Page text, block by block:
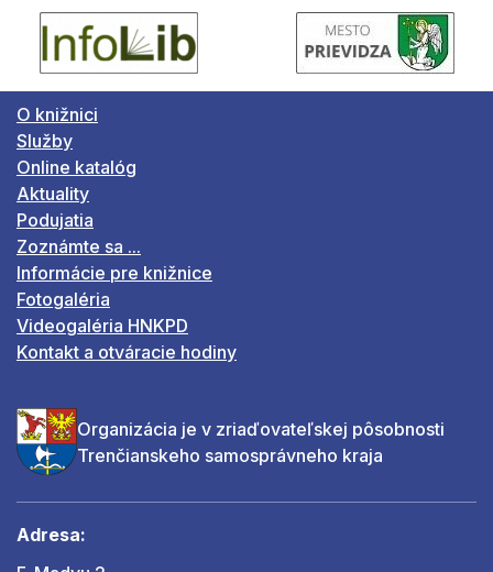
O knižnici
Služby
Online katalóg
Aktuality
Podujatia
Zoznámte sa ...
Informácie pre knižnice
Fotogaléria
Videogaléria HNKPD
Kontakt a otváracie hodiny
Organizácia je v zriaďovateľskej pôsobnosti
Trenčianskeho samosprávneho kraja
Adresa: